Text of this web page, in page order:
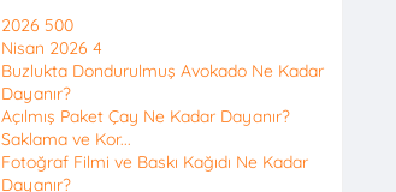
2026 500
Nisan 2026 4
Buzlukta Dondurulmuş Avokado Ne Kadar
Dayanır?
Açılmış Paket Çay Ne Kadar Dayanır?
Saklama ve Kor...
Fotoğraf Filmi ve Baskı Kağıdı Ne Kadar
Dayanır?